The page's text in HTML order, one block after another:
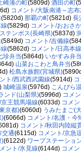
崎湊の町(5809d) 酒田の町
コメント/大阪南港～志布
(5820d) 那覇の町(5821d) 長
(5829d) コメント/おおさ
テンボス(長崎県)(5837d)
(5849d) コメント/吉備線
(5862d) コメント/日高本線
珍弁当(5864d) いかすみ弁当
山菜おこわと鳥弁当
松島水族館(宮城県)
ト/西武西武園線(5914d)
城崎温泉(5976d) こんぴら
ンド(山梨県)(5996d) コメ
京王競馬場線(6033d) コメ
京都)(6060d) うみたまご(
)(6066d) コメント/名護・今
コメント/秋田内陸縦
交通(6115d) コメント/京急
)(6122d) ワープステーショ
ント/氷見線(6144d) コメ